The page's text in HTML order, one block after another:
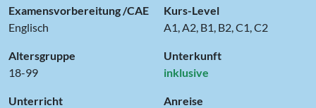
Examensvorbereitung /CAE
Englisch
Altersgruppe
18-99
Unterricht
Kurs-Level
A1, A2, B1, B2, C1, C2
Unterkunft
inklusive
Anreise